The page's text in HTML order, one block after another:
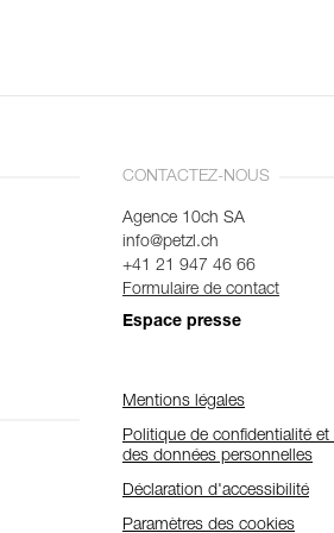
CONTACTEZ-NOUS
Agence 10ch SA
info@petzl.ch
+41 21 947 46 66
Formulaire de contact
Espace presse
Mentions légales
Politique de confidentialité
des données personnelles
Déclaration d'accessibilité
Paramètres des cookies